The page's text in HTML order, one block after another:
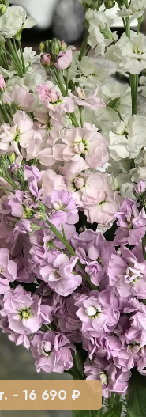
- 16 690 ₽